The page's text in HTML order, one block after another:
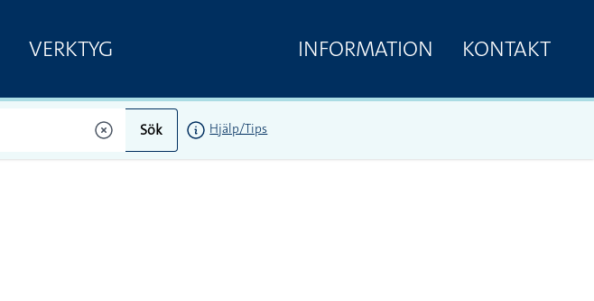
VERKTYG INFORMATION KONTAKT
Sök Hjälp/Tips